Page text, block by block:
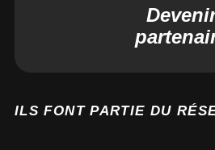
ILS FONT PARTIE DU